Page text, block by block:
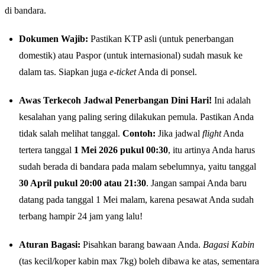
di bandara.
Dokumen Wajib: Pastikan KTP asli (untuk penerbangan
domestik) atau Paspor (untuk internasional) sudah masuk ke
dalam tas. Siapkan juga e-ticketAnda di ponsel.
Awas Terkecoh Jadwal Penerbangan Dini Hari! Ini adalah
kesalahan yang paling sering dilakukan pemula. Pastikan Anda
tidak salah melihat tanggal. Contoh: Jika jadwal flightAnda
tertera tanggal 1 Mei 2026 pukul 00:30, itu artinya Anda harus
sudah berada di bandara pada malam sebelumnya, yaitu tanggal
30 April pukul 20:00 atau 21:30. Jangan sampai Anda baru
datang pada tanggal 1 Mei malam, karena pesawat Anda sudah
terbang hampir 24 jam yang lalu!
Aturan Bagasi: Pisahkan barang bawaan Anda. Bagasi Kabin
(tas kecil/koper kabin max 7kg) boleh dibawa ke atas, sementara